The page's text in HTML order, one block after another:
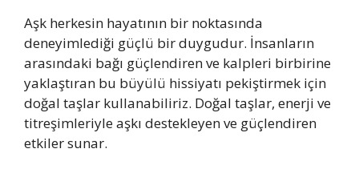
Aşk herkesin hayatının bir noktasında
deneyimlediği güçlü bir duygudur. İnsanların
arasındaki bağı güçlendiren ve kalpleri birbirine
yaklaştıran bu büyülü hissiyatı pekiştirmek için
doğal taşlar kullanabiliriz. Doğal taşlar, enerji ve
titreşimleriyle aşkı destekleyen ve güçlendiren
etkiler sunar.